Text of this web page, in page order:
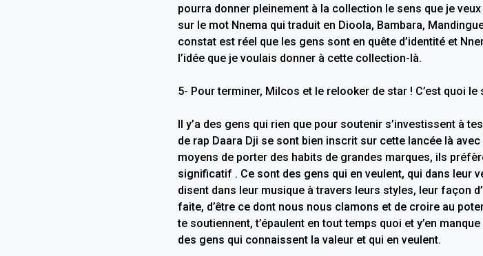
pourra donner pleinement à la collection le sens que je veux
sur le mot Nnema qui traduit en Dioola, Bambara,
constat est réel que les gens sont en quête d’identité et
l’idée que je voulais donner à cette collection-là.
5- Pour terminer, Milcos et le relooker de star ! C’est quoi le
Il y’a des gens qui rien que pour soutenir s’investissent à
de rap Daara Dji se sont bien inscrit sur cette lancée là
moyens de porter des habits de grandes marques, ils
significatif . Ce sont des gens qui en veulent, qui dans leur
disent dans leur musique à travers leurs styles, leur façon
faite, d’être ce dont nous nous clamons et de croire au
te soutiennent, t’épaulent en tout temps quoi et y’en
des gens qui connaissent la valeur et qui en veulent.